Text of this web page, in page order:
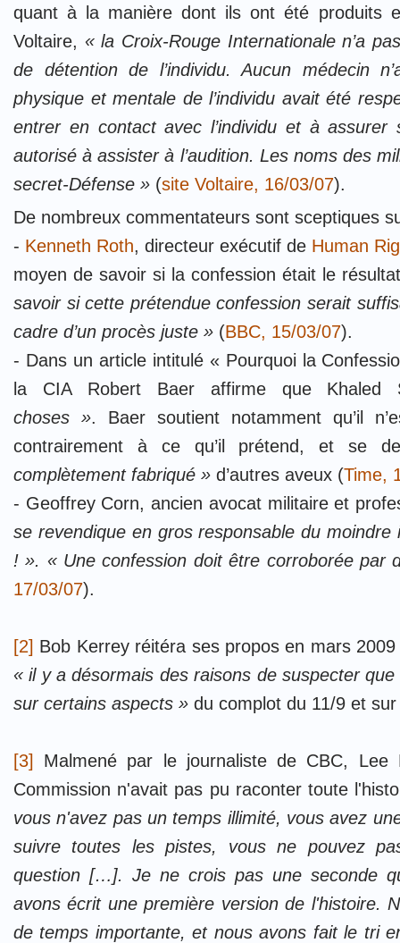
quant à la manière dont ils ont été produits
Voltaire, « la Croix-Rouge Internationale n’a
de détention de l’individu. Aucun médecin
physique et mentale de l’individu avait été
entrer en contact avec l’individu et à assurer
autorisé à assister à l’audition. Les noms des
secret-Défense » (site Voltaire, 16/03/07).
De nombreux commentateurs sont sceptiques
- Kenneth Roth, directeur exécutif de Human
moyen de savoir si la confession était le
savoir si cette prétendue confession serait
cadre d’un procès juste » (BBC, 15/03/07).
- Dans un article intitulé « Pourquoi la
la CIA Robert Baer affirme que Khaled
choses ». Baer soutient notamment qu’il
contrairement à ce qu’il prétend, et se
complètement fabriqué » d’autres aveux (Time,
- Geoffrey Corn, ancien avocat militaire et
se revendique en gros responsable du
! ». « Une confession doit être corroborée par
17/03/07).
[2] Bob Kerrey réitéra ses propos en mars
« il y a désormais des raisons de suspecter
sur certains aspects » du complot du 11/9 et
[3] Malmené par le journaliste de CBC, Lee
Commission n'avait pas pu raconter toute
vous n'avez pas un temps illimité, vous avez
suivre toutes les pistes, vous ne pouvez
question […]. Je ne crois pas une seconde
avons écrit une première version de l'histoire.
de temps importante, et nous avons fait le tri